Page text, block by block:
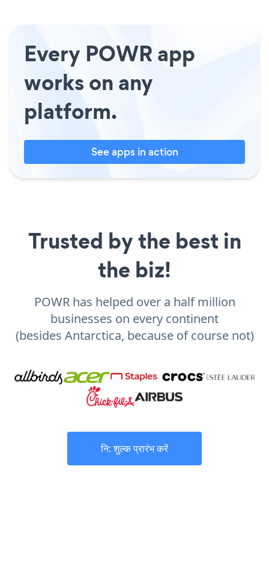
Every POWR app
works on any
platform.
See apps in action
Trusted by the best in
the biz!
POWR has helped over a half million
businesses on every continent
(besides Antarctica, because of course not)
नि: शुल्क प्रारंभ करें